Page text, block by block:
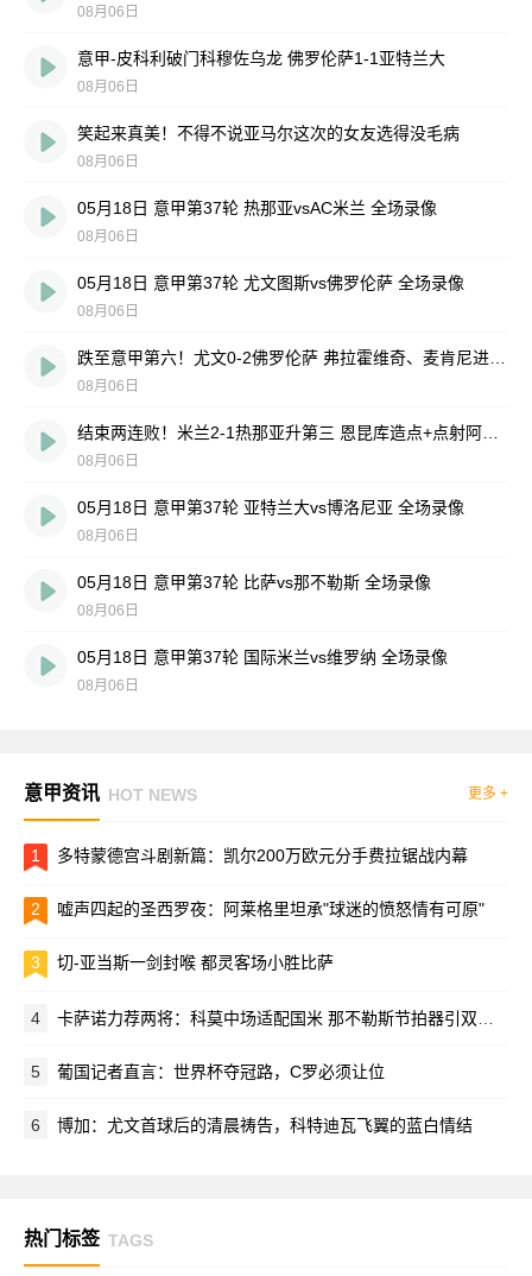
08月06日
意甲-皮科利破门科穆佐乌龙 佛罗伦萨1-1亚特兰大
08月06日
笑起来真美！不得不说亚马尔这次的女友选得没毛病
08月06日
05月18日 意甲第37轮 热那亚vsAC米兰 全场录像
08月06日
05月18日 意甲第37轮 尤文图斯vs佛罗伦萨 全场录像
08月06日
08月06日
08月06日
05月18日 意甲第37轮 亚特兰大vs博洛尼亚 全场录像
08月06日
05月18日 意甲第37轮 比萨vs那不勒斯 全场录像
08月06日
05月18日 意甲第37轮 国际米兰vs维罗纳 全场录像
08月06日
意甲资讯 HOT NEWS 更多 +
1 多特蒙德宫斗剧新篇：凯尔200万欧元分手费拉锯战内幕
2 嘘声四起的圣西罗夜：阿莱格里坦承"球迷的愤怒情有可原"
3 切-亚当斯一剑封喉 都灵客场小胜比萨
4 卡萨诺力荐两将：科莫中场适配国米 那不勒斯节拍器引双雄争夺
5 葡国记者直言：世界杯夺冠路，C罗必须让位
6 博加：尤文首球后的清晨祷告，科特迪瓦飞翼的蓝白情结
热门标签 TAGS